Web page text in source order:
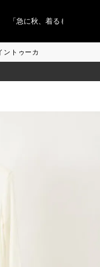
急に秋、着るものがない」
トゥーカ